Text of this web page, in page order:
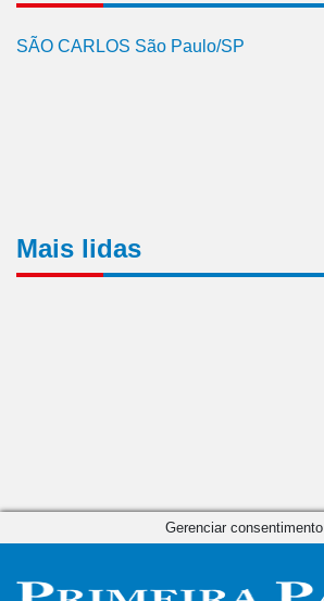
SÃO CARLOS São Paulo/SP
Mais lidas
Gerenciar consentimento